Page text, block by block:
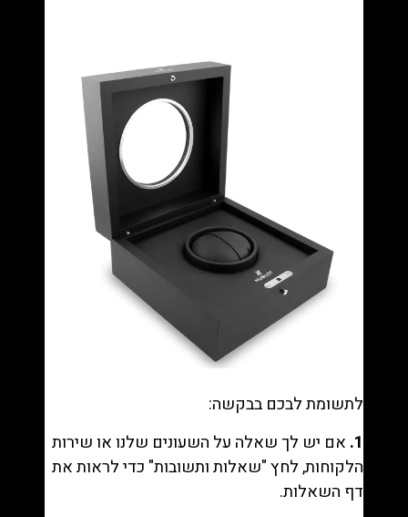
לתשומת לבכם בבקשה:
1. אם יש לך שאלה על השעונים שלנו או שירות
הלקוחות, לחץ "שאלות ותשובות" כדי לראות את
דף השאלות.